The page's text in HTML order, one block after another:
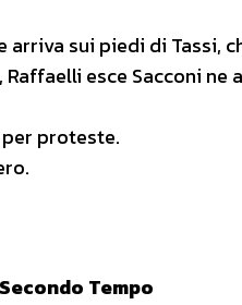
arriva sui piedi di Tassi,
esce Sacconi
proteste.
Secondo Tempo